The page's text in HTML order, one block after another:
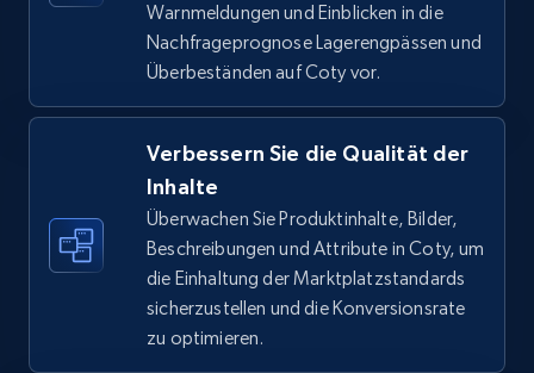
TikTok Shop - discover records by shop url
URL, Title, Available, Description, Currency, Initial
price, Final price, Discount percent, and more.
Amazon sellers info
Seller id, URL, Seller name, Description, Detailed
info, Stars, Feedbacks, Return policy, and more.
Warnmeldungen und Einblicken in die
Nachfrageprognose Lagerengpässen und
Überbeständen auf Coty vor.
Verbessern Sie die Qualität der
Inhalte
Überwachen Sie Produktinhalte, Bilder,
Beschreibungen und Attribute in Coty, um
die Einhaltung der Marktplatzstandards
sicherzustellen und die Konversionsrate
zu optimieren.